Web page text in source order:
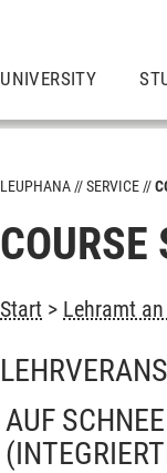
UNIVERSITY
LEUPHANA SERVICE
COURSE
Start > Lehramt
AUF